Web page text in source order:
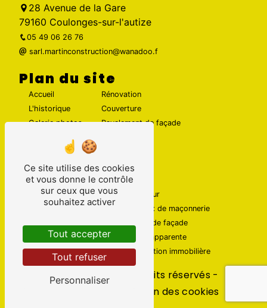
28 Avenue de la Gare
79160 Coulonges-sur-l'autize
05 49 06 26 76
sarl.martinconstruction@wanadoo.f
Plan du site
Accueil
L'historique
Galerie photos
Maçonnerie
Rénovation
Couverture
Ravalement de façade
Nos prestations
Maçonnerie
Rénovation maison
Couverture
Maçon
Couvreur
Travaux de maçonnerie
Enduit de façade
Pierre apparente
Rénovation immobilière
Vistalid- 2026 - Tous droits réservés -
Gestion des cookies
Ce site utilise des cookies
et vous donne le contrôle
sur ceux que vous
souhaitez activer
Tout accepter
Tout refuser
Personnaliser